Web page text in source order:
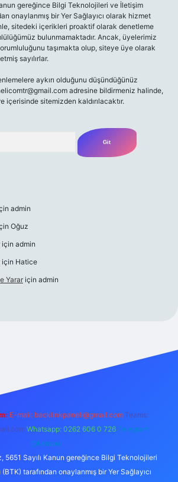
gereğince Bilgi Teknolojileri ve İletişim
onaylanmış bir Yer Sağlayıcı olarak hizmet
sitedeki içerikleri proaktif olarak denetleme
bulunmamaktadır. Ancak, üyelerimiz
taşımakta olup, siteye üye olarak
sayılırlar.
aykırı olduğunu düşündüğünüz
adresine bildirmeniz halinde,
içerisinde sitemizden kaldırılacaktır.
admin
Oğuz
için admin
için Hatice
Yarar için admin
E-mail: backlinkpaneli@gmail.com Teams:
Whatsapp: 0262 606 0 726 Telegram:
@karabul
5651 Sayılı Kanun gereğince Bilgi Teknolojileri
tarafından onaylanmış bir Yer Sağlayıcı